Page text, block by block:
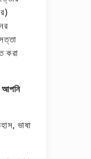
করা
আপনি
ভাষা